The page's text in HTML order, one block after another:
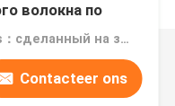
волокна по
Prijs：сделанный на заказ
Contacteer ons